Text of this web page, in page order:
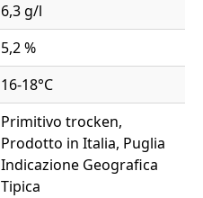
6,3 g/l
5,2 %
16-18°C
Primitivo trocken,
Prodotto in Italia, Puglia
Indicazione Geografica
Tipica